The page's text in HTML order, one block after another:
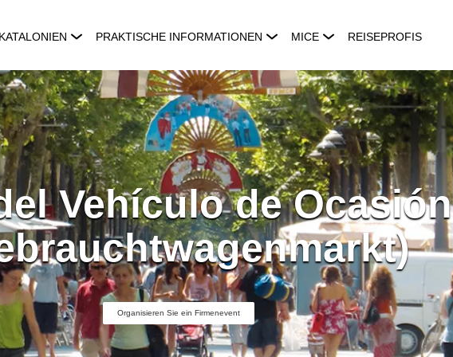
PRAKTISCHE INFORMATIONEN MICE REISEPROFIS
Vehículo de Ocasión
Organisieren Sie ein Firmenevent